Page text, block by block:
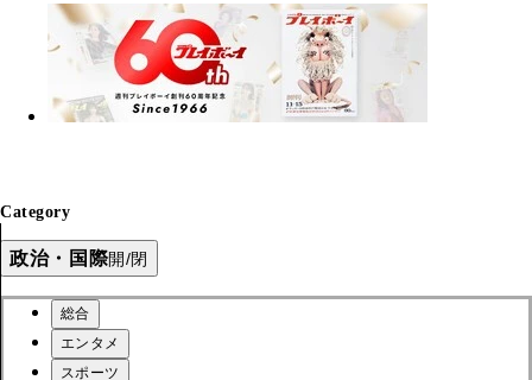
Category
政治・国際開/閉
総合
エンタメ
スポーツ